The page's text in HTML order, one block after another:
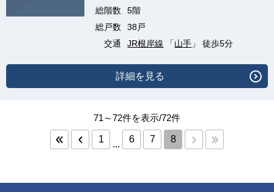
総階数
5階
総戸数
38戸
交通
JR根岸線 「山手 」 徒歩5分
詳細を見る
71～72件を表示/72件
1 ... 6 7 8